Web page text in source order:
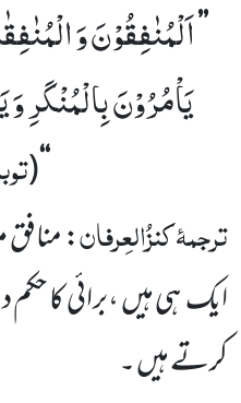
’’اَلْمُنٰفِقُوْنَ وَ
یَاْمُرُوْنَ بِالْمُنْكَرِ
‘‘
(
ترجمۂکنزُالعِرفان: منافق
ایکہی ہیں ،برائی کا
کرتے ہیں ۔